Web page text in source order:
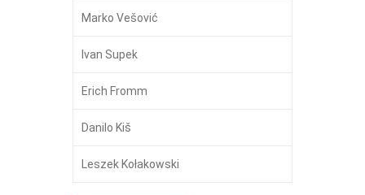
Marko Vešović
Ivan Supek
Erich Fromm
Danilo Kiš
Leszek Kołakowski